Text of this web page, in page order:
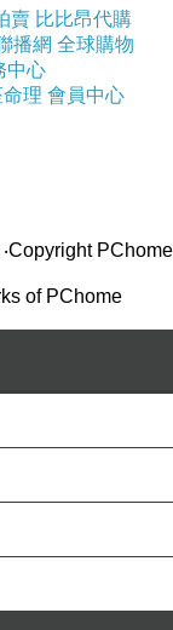
賣 比比昂代購
播網 全球購物
中心
理 會員中心
‧Copyright PChome
of PChome